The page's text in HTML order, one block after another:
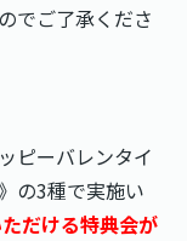
でご了承くださ
ピーバレンタイ
の3種で実施い
だける特典会が